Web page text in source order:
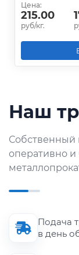
Цена:
215.00
руб/кг.
Наш
Собственный
оперативно и
Подача
в день